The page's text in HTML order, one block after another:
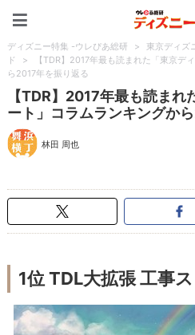
ディズニー特集 -ウレぴあ総研 > 東京ディズ
ド
>
【TDR】2017年最も読まれた「東京デ
ら2017年を振り返る
【TDR】2017年最も読ま
ート」コラムランキングか
林田 周也
1位 TDL大拡張 工事